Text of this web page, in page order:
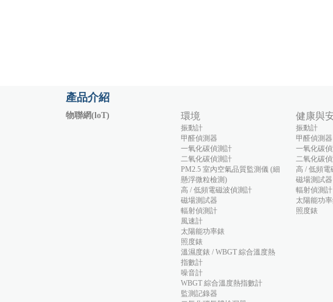
產品介紹
物聯網(loT) 環境
振動計
甲醛偵測器
一氧化碳偵測計
二氧化碳偵測計
PM2.5 室內空氣品質監測儀 (細
懸浮微粒檢測)
高 / 低頻電磁波偵測計
磁場測試器
輻射偵測計
風速計
太陽能功率錶
照度錶
溫濕度錶 / WBGT 綜合溫度熱
指數計
噪音計
WBGT 綜合溫度熱指數計
監測記錄器
健康與
振動計
甲醛偵測器
一氧化碳
二氧化碳
高 / 低頻電
磁場測試器
輻射偵測計
太陽能功
照度錶